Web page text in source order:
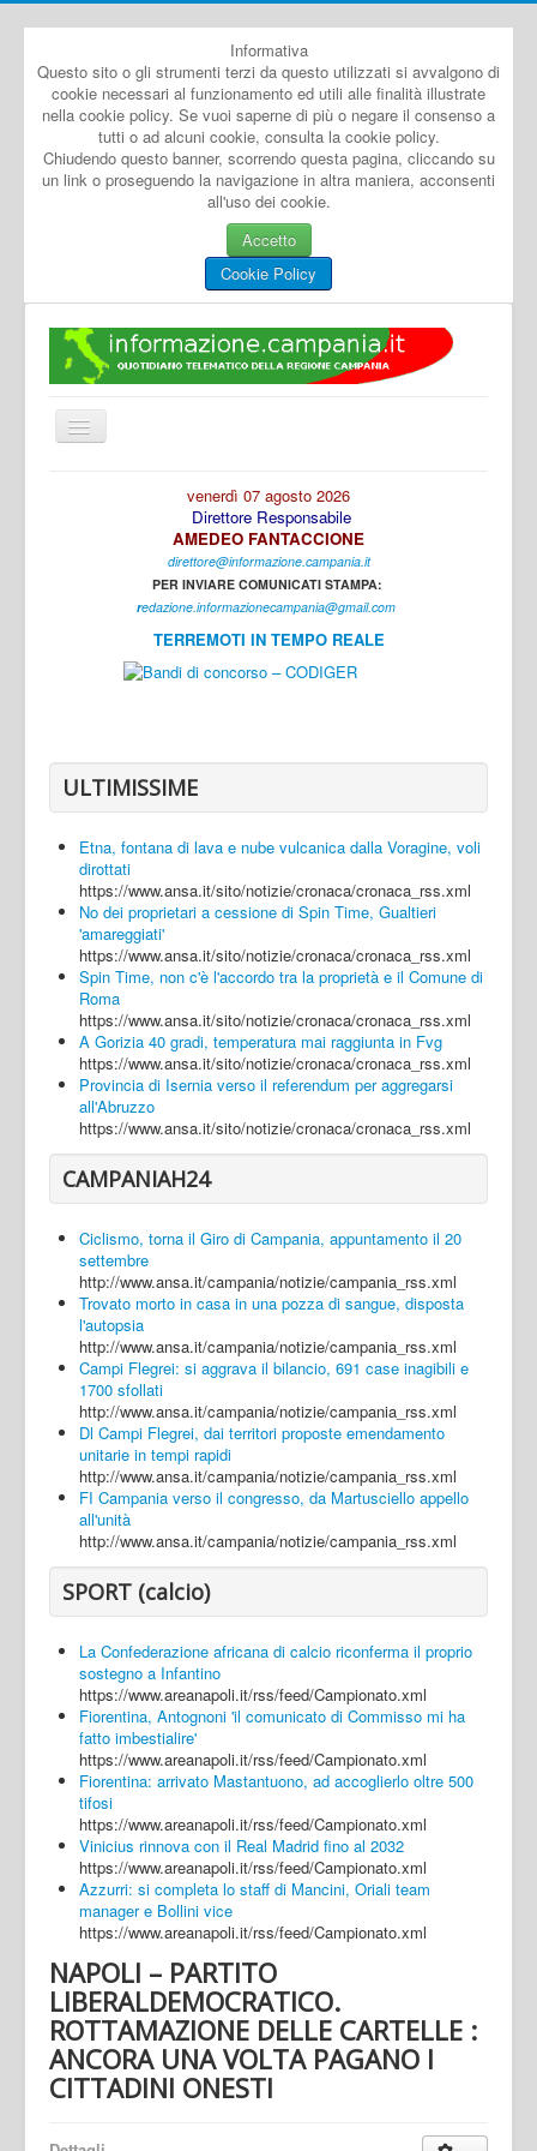
Informativa
Questo sito o gli strumenti terzi da questo utilizzati si avvalgono di
cookie necessari al funzionamento ed utili alle finalità illustrate
nella cookie policy. Se vuoi saperne di più o negare il consenso a
tutti o ad alcuni cookie, consulta la cookie policy.
Chiudendo questo banner, scorrendo questa pagina, cliccando su
un link o proseguendo la navigazione in altra maniera, acconsenti
all'uso dei cookie.
Accetto
Cookie Policy
Cambia
navigazione
Caserta
Napoli
Salerno
Login
venerdì 07 agosto 2026
Direttore Responsabile
AMEDEO FANTACCIONE
direttore@informazione.campania.it
PER INVIARE COMUNICATI STAMPA:
redazione.informazionecampania@gmail.com
TERREMOTI IN TEMPO REALE
ULTIMISSIME
Etna, fontana di lava e nube vulcanica dalla Voragine, voli
dirottati
https://www.ansa.it/sito/notizie/cronaca/cronaca_rss.xml
No dei proprietari a cessione di Spin Time, Gualtieri
'amareggiati'
https://www.ansa.it/sito/notizie/cronaca/cronaca_rss.xml
Spin Time, non c'è l'accordo tra la proprietà e il Comune di
Roma
https://www.ansa.it/sito/notizie/cronaca/cronaca_rss.xml
A Gorizia 40 gradi, temperatura mai raggiunta in Fvg
https://www.ansa.it/sito/notizie/cronaca/cronaca_rss.xml
Provincia di Isernia verso il referendum per aggregarsi
all'Abruzzo
https://www.ansa.it/sito/notizie/cronaca/cronaca_rss.xml
CAMPANIAH24
Ciclismo, torna il Giro di Campania, appuntamento il 20
settembre
http://www.ansa.it/campania/notizie/campania_rss.xml
Trovato morto in casa in una pozza di sangue, disposta
l'autopsia
http://www.ansa.it/campania/notizie/campania_rss.xml
Campi Flegrei: si aggrava il bilancio, 691 case inagibili e
1700 sfollati
http://www.ansa.it/campania/notizie/campania_rss.xml
Dl Campi Flegrei, dai territori proposte emendamento
unitarie in tempi rapidi
http://www.ansa.it/campania/notizie/campania_rss.xml
FI Campania verso il congresso, da Martusciello appello
all'unità
http://www.ansa.it/campania/notizie/campania_rss.xml
SPORT (calcio)
La Confederazione africana di calcio riconferma il proprio
sostegno a Infantino
https://www.areanapoli.it/rss/feed/Campionato.xml
Fiorentina, Antognoni 'il comunicato di Commisso mi ha
fatto imbestialire'
https://www.areanapoli.it/rss/feed/Campionato.xml
Fiorentina: arrivato Mastantuono, ad accoglierlo oltre 500
tifosi
https://www.areanapoli.it/rss/feed/Campionato.xml
Vinicius rinnova con il Real Madrid fino al 2032
https://www.areanapoli.it/rss/feed/Campionato.xml
Azzurri: si completa lo staff di Mancini, Oriali team
manager e Bollini vice
https://www.areanapoli.it/rss/feed/Campionato.xml
NAPOLI – PARTITO
LIBERALDEMOCRATICO.
ROTTAMAZIONE DELLE CARTELLE :
ANCORA UNA VOLTA PAGANO I
CITTADINI ONESTI